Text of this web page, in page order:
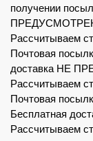
получении
Рассчитываем
Почтовая
доставка НЕ
Рассчитываем
Почтовая
Бесплатная
Рассчитываем